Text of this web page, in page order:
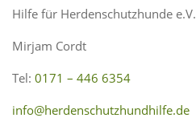
Hilfe für Herdenschutzhunde e.V.
Mirjam Cordt
Tel: 0171 – 446 6354
info@herdenschutzhundhilfe.de